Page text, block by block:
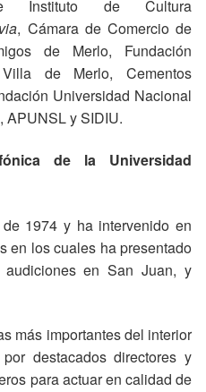
Instituto de Cultura
, Cámara de Comercio de
de Merlo, Fundación
de Merlo, Cementos
Universidad Nacional
APUNSL y SIDIU.
de la Universidad
1974 y ha intervenido en
en los cuales ha presentado
en San Juan, y
más importantes del interior
destacados directores y
para actuar en calidad de